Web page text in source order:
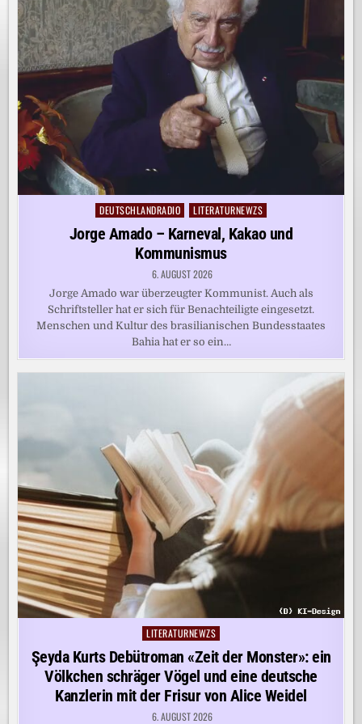
Posted
DEUTSCHLANDRADIO LITERATURNEWZS
Jorge Amado – Karneval, Kakao und
Kommunismus
6. AUGUST 2026
Jorge Amado war überzeugter Kommunist. Auch als
Schriftsteller hat er sich für Benachteiligte eingesetzt.
Menschen und Kultur des brasilianischen Bundesstaates
Bahia hat er so ein…
Posted
LITERATURNEWZS
Şeyda Kurts Debütroman «Zeit der Monster»: ein
Völkchen schräger Vögel und eine deutsche
Kanzlerin mit der Frisur von Alice Weidel
6. AUGUST 2026